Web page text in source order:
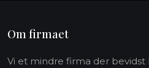
Om firmaet
Vi et mindre firma der bevidst